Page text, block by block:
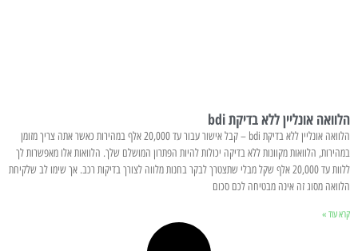
הלוואה אונליין ללא בדיקת bdi
הלוואה אונליין ללא בדיקת bdi – קבל אישור עבור עד 20,000 אלף במהירות כאשר אתה צריך מזומן
במהירות, הלוואות מקוונות ללא בדיקה יכולות להיות הפתרון המושלם שלך. הלוואות אלו מאפשרות לך
ללוות עד 20,000 אלף שקל מבלי שתצטרך לבקר בחנות מלווה לצורך בדיקות רכב. אך שימו לב שלקיחת
הלוואה מסוג זה אינה מבטיחה לכם סכום
קרא עוד »